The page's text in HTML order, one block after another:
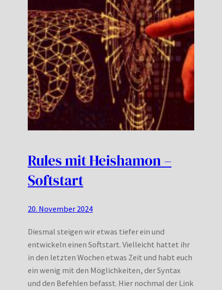
Rules mit Heishamon –
Softstart
20. November 2024
Diesmal steigen wir etwas tiefer ein und
entwickeln einen Softstart. Vielleicht hattet ihr
in den letzten Wochen etwas Zeit und habt euch
ein wenig mit den Möglichkeiten, der Syntax
und den Befehlen befasst. Hier nochmal der Link